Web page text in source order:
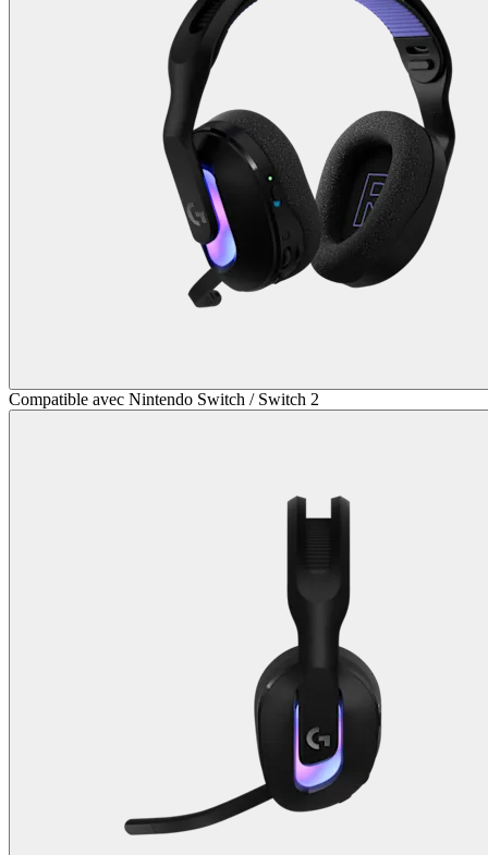
Compatible avec Nintendo Switch / Switch 2